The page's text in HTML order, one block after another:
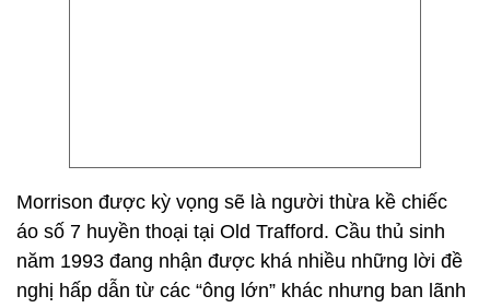
Morrison được kỳ vọng sẽ là người thừa kề chiếc
áo số 7 huyền thoại tại Old Trafford. Cầu thủ sinh
năm 1993 đang nhận được khá nhiều những lời đề
nghị hấp dẫn từ các “ông lớn” khác nhưng ban lãnh